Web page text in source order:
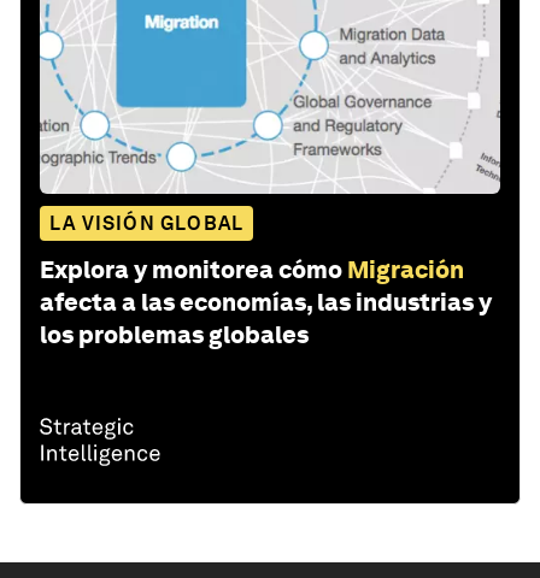
LA VISIÓN GLOBAL
Explora y monitorea cómo Migración
afecta a las economías, las industrias y
los problemas globales